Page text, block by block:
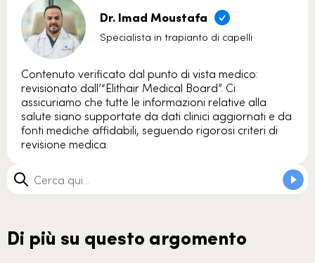
Dr. Imad Moustafa
Specialista in trapianto di capelli
Contenuto verificato dal punto di vista medico:
revisionato dall’“Elithair Medical Board”. Ci
assicuriamo che tutte le informazioni relative alla
salute siano supportate da dati clinici aggiornati e da
fonti mediche affidabili, seguendo rigorosi criteri di
revisione medica.
Di più su questo argomento